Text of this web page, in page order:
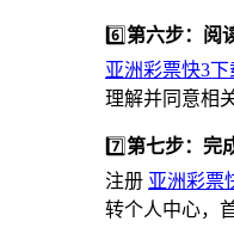
6️⃣第六步：阅
亚洲彩票快3下
理解并同意相
7️⃣第七步：完
注册 亚洲彩票
转个人中心，